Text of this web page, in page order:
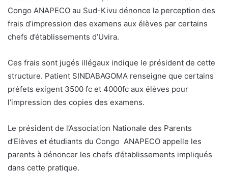
Congo ANAPECO au Sud-Kivu dénonce la perception des
frais d’impression des examens aux élèves par certains
chefs d’établissements d’Uvira.
Ces frais sont jugés illégaux indique le président de cette
structure. Patient SINDABAGOMA renseigne que certains
préfets exigent 3500 fc et 4000fc aux élèves pour
l’impression des copies des examens.
Le président de l’Association Nationale des Parents
d’Elèves et étudiants du Congo ANAPECO appelle les
parents à dénoncer les chefs d’établissements impliqués
dans cette pratique.